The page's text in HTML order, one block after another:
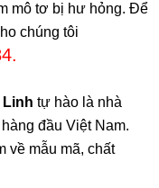
mô tơ bị hư hỏng. Để
chúng tôi
tự hào là nhà
đầu Việt Nam.
về mẫu mã, chất